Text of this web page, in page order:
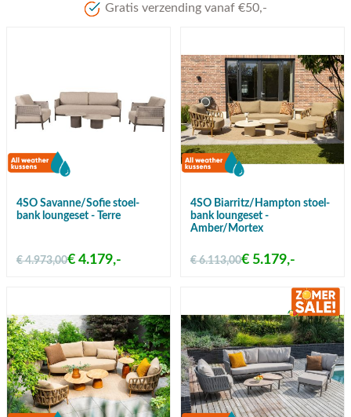
Meer dan 80 jaar ervaring
4SO Savanne/Sofie stoel-
bank loungeset - Terre
€ 4.973,00€ 4.179,-
4SO Biarritz/Hampton stoel-
bank loungeset -
Amber/Mortex
€ 6.113,00€ 5.179,-